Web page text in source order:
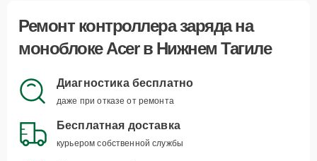
Ремонт контроллера зарядана
моноблоке Acer в Нижнем Тагиле
Диагностика бесплатно
даже при отказе от ремонта
Бесплатная доставка
курьером собственной службы